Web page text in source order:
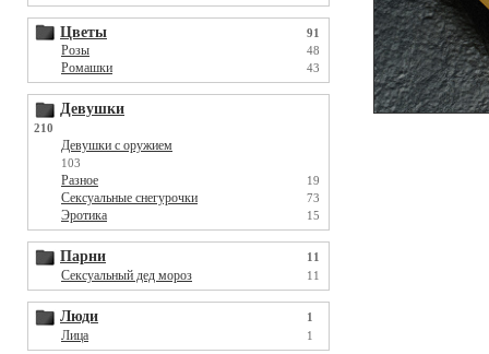
Цветы 91
Розы 48
Ромашки 43
Девушки
210
Девушки с оружием
103
Разное 19
Сексуальные снегурочки 73
Эротика 15
Парни 11
Сексуальный дед мороз 11
Люди 1
Лица 1